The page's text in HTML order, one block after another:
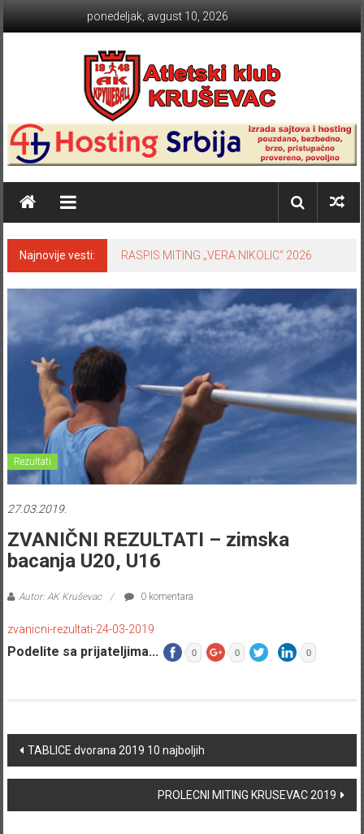
ponedeljak, avgust 10, 2026
Atletski klub KRUŠEVAC
Najnovije vesti: RASPIS MITING „VERA NIKOLIC“ 2026
Rezultati
27.03.2019.
ZVANIČNI REZULTATI – zimska
bacanja U20, U16
Autor: AK Kruševac 0 komentara
zvanicni-rezultati-24-03-2019
Podelite sa prijateljima... 0 0 0
Post navigation
TABLICE dvorana 2019 10 najboljih
PROLECNI MITING KRUSEVAC 2019